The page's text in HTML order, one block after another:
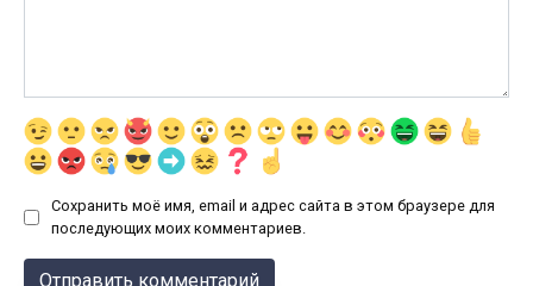
Сохранить моё имя, email и адрес сайта в этом браузере для
последующих моих комментариев.